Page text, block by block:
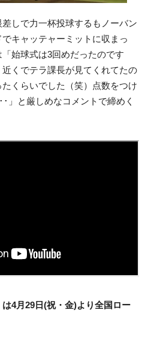
しで力一杯投球するもノーバン
キャッテャーミットに収まっ
始球式は3回めだったのです
くでテラ課長が見てくれてたの
くらいでした（笑）点数をつけ
」と厳しめなコメントで締めく
4月29日(祝・金)より全国ロー